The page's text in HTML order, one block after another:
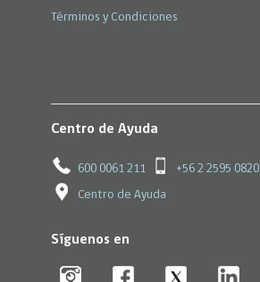
Términos y Condiciones
Centro de Ayuda
600 0061 211 +56 2 2595 0820
Centro de Ayuda
Síguenos en